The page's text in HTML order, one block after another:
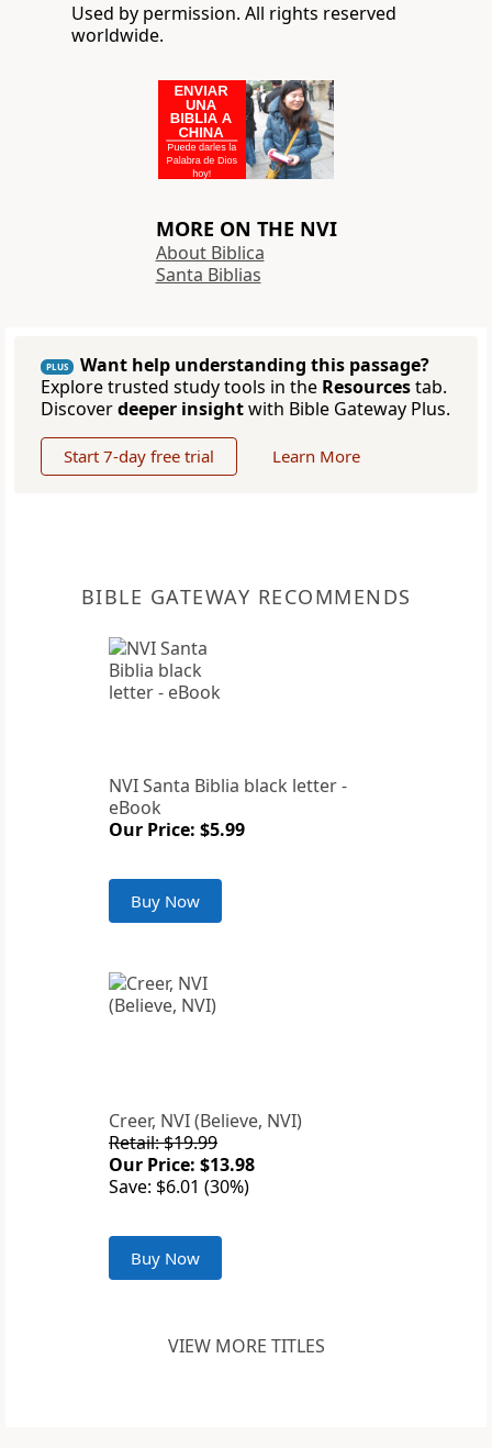
Used by permission. All rights reserved
worldwide.
MORE ON THE NVI
About Biblica
Santa Biblias
PLUS
Want help understanding this passage?
Explore trusted study tools in the Resourcestab.
Discoverdeeper insightwith Bible Gateway Plus.
Start 7-day free trial Learn More
BIBLE GATEWAY RECOMMENDS
NVI Santa Biblia black letter -
eBook
Our Price: $5.99
Buy Now
Creer, NVI (Believe, NVI)
Retail: $19.99
Our Price: $13.98
Save: $6.01 (30%)
Buy Now
VIEW MORE TITLES